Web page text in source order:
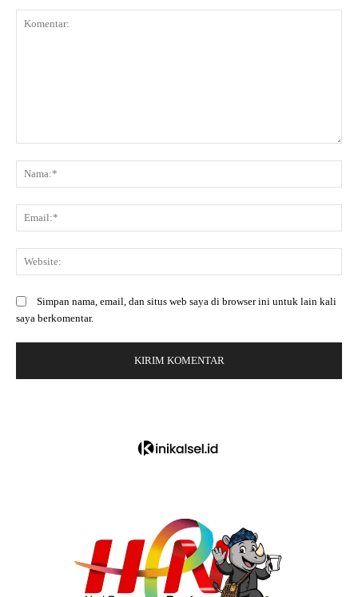
Simpan nama, email, dan situs web saya di browser ini untuk lain kali
saya berkomentar.